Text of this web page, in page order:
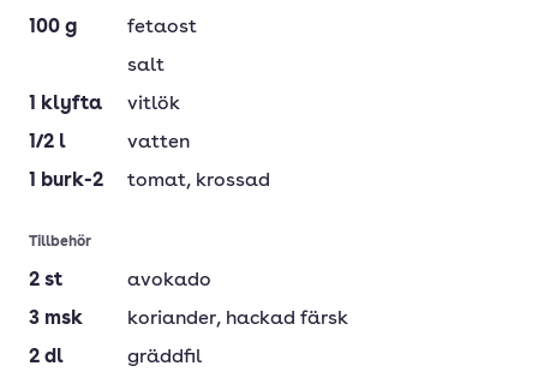
100 g
fetaost
salt
1
klyfta
vitlök
1/2 l
vatten
1
burk-2 tomat, krossad
Tillbehör
2 st
avokado
3 msk koriander, hackad färsk
2 dl
gräddfil